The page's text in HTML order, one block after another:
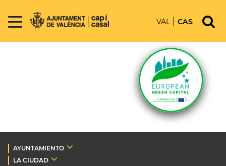
VAL CAS
AYUNTAMIENTO
LA CIUDAD